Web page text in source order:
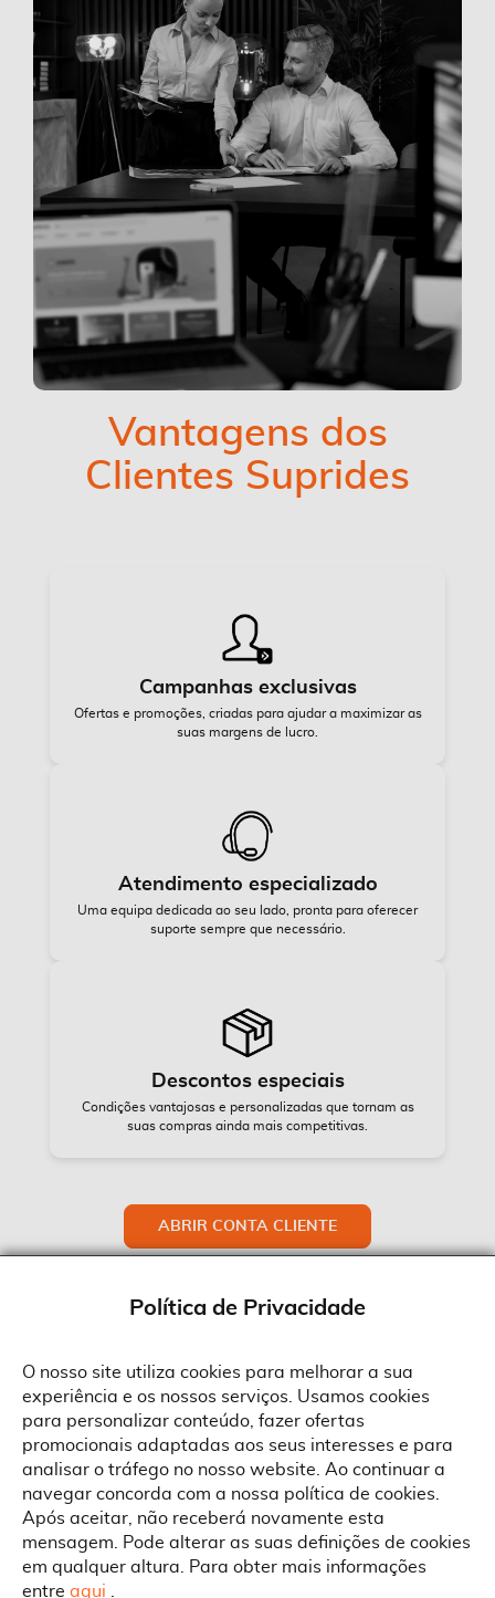
Vantagens dos
Clientes Suprides
Campanhas exclusivas
Ofertas e promoções, criadas para ajudar a maximizar as
suas margens de lucro.
Atendimento especializado
Uma equipa dedicada ao seu lado, pronta para oferecer
suporte sempre que necessário.
Descontos especiais
Condições vantajosas e personalizadas que tornam as
suas compras ainda mais competitivas.
ABRIR CONTA CLIENTE
Política de Privacidade
O nosso site utiliza cookies para melhorar a sua
experiência e os nossos serviços. Usamos cookies
para personalizar conteúdo, fazer ofertas
promocionais adaptadas aos seus interesses e para
analisar o tráfego no nosso website. Ao continuar a
navegar concorda com a nossa política de cookies.
Após aceitar, não receberá novamente esta
mensagem. Pode alterar as suas definições de cookies
em qualquer altura. Para obter mais informações
entre aqui
Sobre a Suprides
Quem Somos
Informações
Termos e Condições
Condições Gerais de Venda
Serviço Pós-Venda
Contactos
Morada
Rua Gonçalves Zarco, 1837
Política de Cookies
Ao aceitar a política de cookies da Suprides deverá ter em consideração
que a utilização de cookies possibilita a personalização da utilização e a
apresentação de serviços e ofertas adaptadas ao seu interesses. Pode
alterar as suas definições de cookies a qualquer altura.